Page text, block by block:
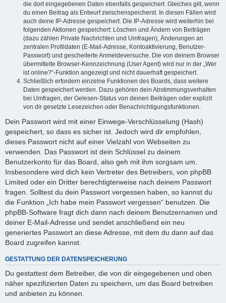
die dort eingegebenen Daten ebenfalls gespeichert. Gleiches gilt, wenn
du einen Beitrag als Entwurf zwischenspeicherst. In diesen Fällen wird
auch deine IP-Adresse gespeichert. Die IP-Adresse wird weiterhin bei
folgenden Aktionen gespeichert: Löschen und Ändern von Beiträgen
(dazu zählen Private Nachrichten und Umfragen), Änderungen an
zentralen Profildaten (E-Mail-Adresse, Kontoaktivierung, Benutzer-
Passwort) und gescheiterte Anmeldeversuche. Die von deinem Browser
übermittelte Browser-Kennzeichnung (User Agent) wird nur in der „Wer
ist online?“-Funktion angezeigt und nicht dauerhaft gespeichert.
Schließlich erfordern einzelne Funktionen des Boards, dass weitere
Daten gespeichert werden. Dazu gehören dein Abstimmungsverhalten
bei Umfragen, der Gelesen-Status von deinen Beiträgen oder explizit
von dir gesetzte Lesezeichen oder Benachrichtigungsfunktionen.
Dein Passwort wird mit einer Einwege-Verschlüsselung (Hash)
gespeichert, so dass es sicher ist. Jedoch wird dir empfohlen,
dieses Passwort nicht auf einer Vielzahl von Webseiten zu
verwenden. Das Passwort ist dein Schlüssel zu deinem
Benutzerkonto für das Board, also geh mit ihm sorgsam um.
Insbesondere wird dich kein Vertreter des Betreibers, von phpBB
Limited oder ein Dritter berechtigterweise nach deinem Passwort
fragen. Solltest du dein Passwort vergessen haben, so kannst du
die Funktion „Ich habe mein Passwort vergessen“ benutzen. Die
phpBB-Software fragt dich dann nach deinem Benutzernamen und
deiner E-Mail-Adresse und sendet anschließend ein neu
generiertes Passwort an diese Adresse, mit dem du dann auf das
Board zugreifen kannst.
GESTATTUNG DER DATENSPEICHERUNG
Du gestattest dem Betreiber, die von dir eingegebenen und oben
näher spezifizierten Daten zu speichern, um das Board betreiben
und anbieten zu können.